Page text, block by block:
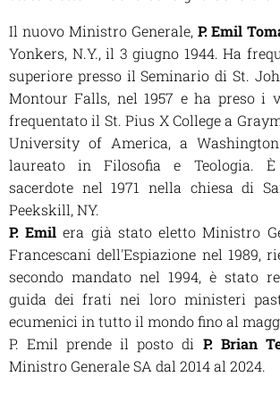
Il nuovo Ministro Generale, P. Emil
Yonkers, N.Y., il 3 giugno 1944. Ha
superiore presso il Seminario di St.
Montour Falls, nel 1957 e ha preso i
frequentato il St. Pius X College a
University of America, a
laureato in Filosofia e Teologia.
sacerdote nel 1971 nella chiesa di
Peekskill, NY.
P. Emil era già stato eletto Ministro
Francescani dell'Espiazione nel 1989,
secondo mandato nel 1994, è stato
guida dei frati nei loro ministeri
ecumenici in tutto il mondo fino al
P. Emil prende il posto di P. Brian
Ministro Generale SA dal 2014 al 2024.